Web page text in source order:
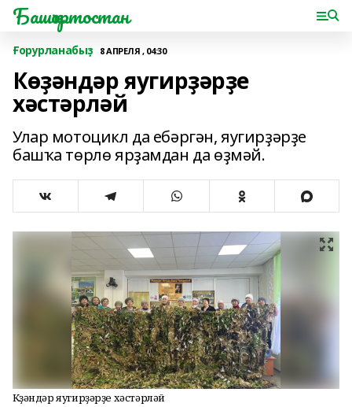
Башҡортостан
Ғорурланабыҙ 8 АПРЕЛЯ , 04:30
Көҙәндәр яугирҙәрҙе
хәстәрләй
Улар мотоцикл да ебәргән, яугирҙәрҙе
башҡа төрлө ярҙамдан да өҙмәй.
Көҙәндәр яугирҙәрҙе хәстәрләй